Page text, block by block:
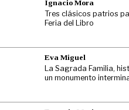
Ignacio Mora
Tres clásicos patrios
Feria del Libro
Eva Miguel
La Sagrada Familia,
un monumento